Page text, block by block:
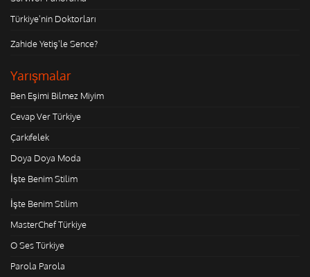
Türkiye'nin Doktorları
Zahide Yetiş'le Sence?
Yarışmalar
Ben Eşimi Bilmez Miyim
Cevap Ver Türkiye
Çarkıfelek
Doya Doya Moda
İşte Benim Stilim
İşte Benim Stilim
MasterChef Türkiye
O Ses Türkiye
Parola Parola